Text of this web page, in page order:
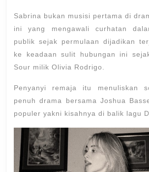
Sabrina bukan musisi pertama di
ini yang mengawali curhatan
publik sejak permulaan dijadikan
ke keadaan sulit hubungan ini
Sour milik Olivia Rodrigo.
Penyanyi remaja itu menuliskan
penuh drama bersama Joshua
populer yakni kisahnya di balik lagu